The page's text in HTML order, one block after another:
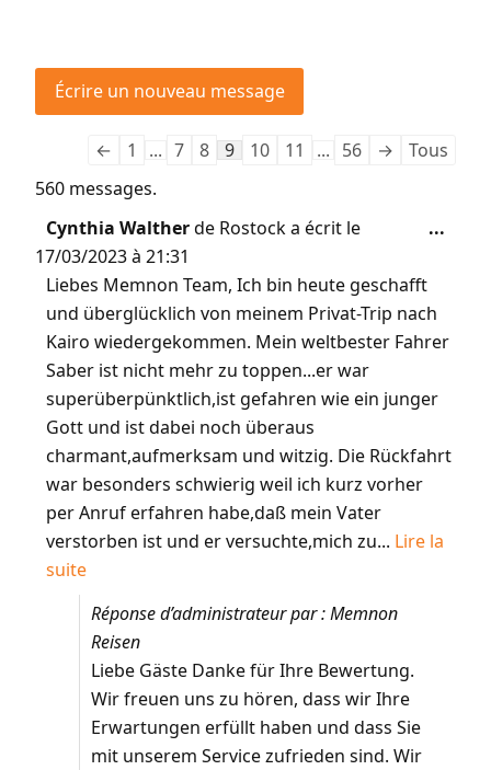
← 1 ... 7 8 9 10 11 ... 56 →
Tous
560 messages.
Cynthia Waltherde Rostock a écrit le
17/03/2023 à 21:31
Liebes Memnon Team, Ich bin heute geschafft
und überglücklich von meinem Privat-Trip nach
Kairo wiedergekommen. Mein weltbester Fahrer
Saber ist nicht mehr zu toppen...er war
superüberpünktlich,ist gefahren wie ein junger
Gott und ist dabei noch überaus
charmant,aufmerksam und witzig. Die Rückfahrt
war besonders schwierig weil ich kurz vorher
per Anruf erfahren habe,daß mein Vater
verstorben ist und er versuchte,mich zu... Lire la
suite
Réponse d’administrateur par : Memnon
Reisen
Liebe Gäste Danke für Ihre Bewertung.
Wir freuen uns zu hören, dass wir Ihre
Erwartungen erfüllt haben und dass Sie
mit unserem Service zufrieden sind. Wir
...